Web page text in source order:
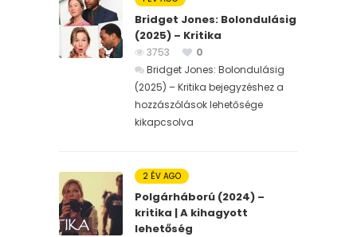
Bridget Jones: Bolondulásig
(2025) – Kritika
3753
0
Bridget Jones: Bolondulásig
(2025) – Kritika bejegyzéshez a
hozzászólások lehetősége
kikapcsolva
2 ÉV AGO
Polgárháború (2024) –
kritika | A kihagyott
lehetőség